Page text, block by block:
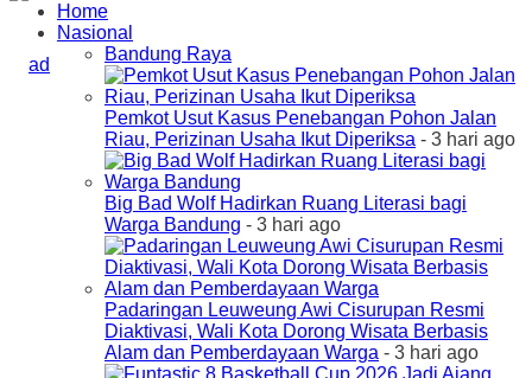
Home
Nasional
Bandung Raya
Pemkot Usut Kasus Penebangan Pohon Jalan
Riau, Perizinan Usaha Ikut Diperiksa - 3 hari ago
Big Bad Wolf Hadirkan Ruang Literasi bagi
Warga Bandung - 3 hari ago
Padaringan Leuweung Awi Cisurupan Resmi
Diaktivasi, Wali Kota Dorong Wisata Berbasis
Alam dan Pemberdayaan Warga - 3 hari ago